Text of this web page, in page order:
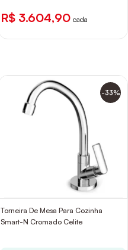
R$ 3.604,90 cada
-33%
Torneira De Mesa Para Cozinha
Smart-N Cromado Celite